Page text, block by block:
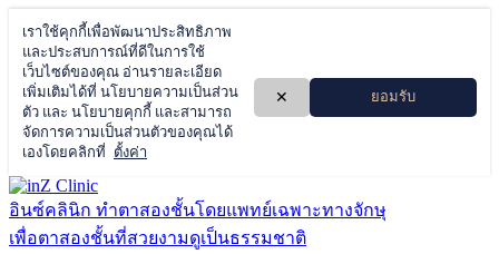
Skip
to
content
อินซ์คลินิก ทำตาสองชั้นโดยแพทย์เฉพาะทางจักษุ
เพื่อตาสองชั้นที่สวยงามดูเป็นธรรมชาติ